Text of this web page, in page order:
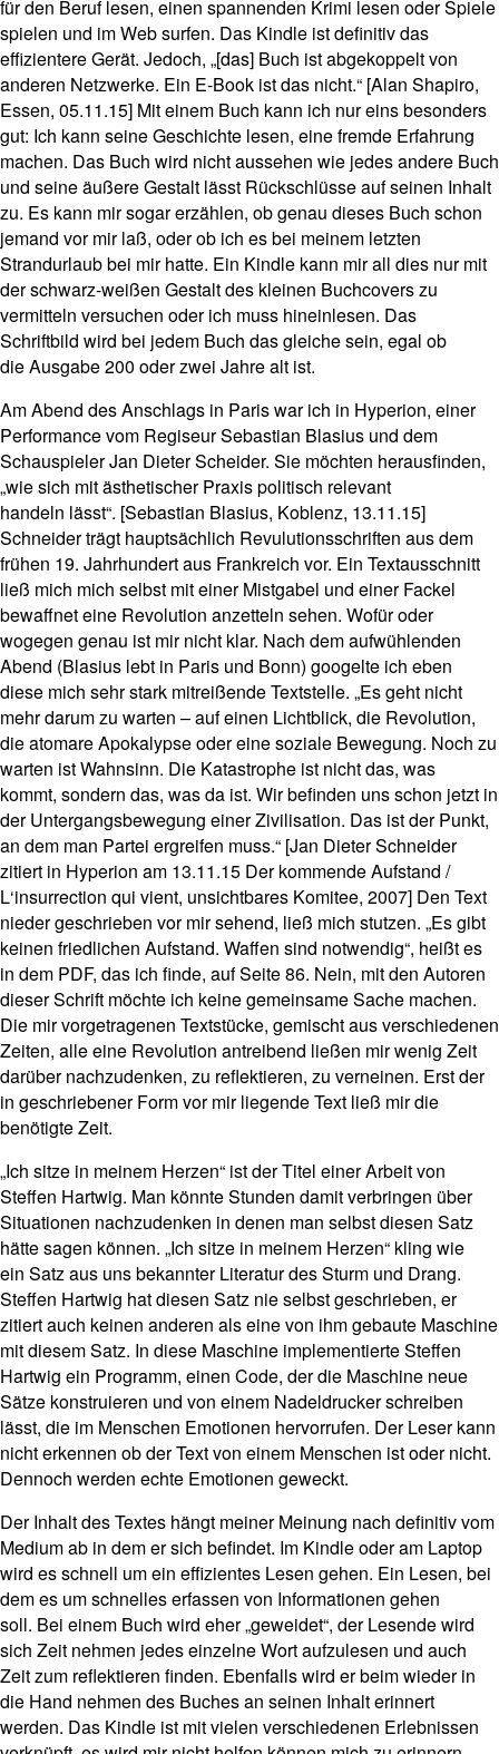
für den Beruf lesen, einen spannenden Krimi lesen oder Spiele
spielen und im Web surfen. Das Kindle ist definitiv das
effizientere Gerät. Jedoch, „[das] Buch ist abgekoppelt von
anderen Netzwerke. Ein E-Book ist das nicht.“ [Alan Shapiro,
Essen, 05.11.15] Mit einem Buch kann ich nur eins besonders
gut: Ich kann seine Geschichte lesen, eine fremde Erfahrung
machen. Das Buch wird nicht aussehen wie jedes andere Buch
und seine äußere Gestalt lässt Rückschlüsse auf seinen Inhalt
zu. Es kann mir sogar erzählen, ob genau dieses Buch schon
jemand vor mir laß, oder ob ich es bei meinem letzten
Strandurlaub bei mir hatte. Ein Kindle kann mir all dies nur mit
der schwarz-weißen Gestalt des kleinen Buchcovers zu
vermitteln versuchen oder ich muss hineinlesen. Das
Schriftbild wird bei jedem Buch das gleiche sein, egal ob
die Ausgabe 200 oder zwei Jahre alt ist.
Am Abend des Anschlags in Paris war ich in Hyperion, einer
Performance vom Regiseur Sebastian Blasius und dem
Schauspieler Jan Dieter Scheider. Sie möchten herausfinden,
„wie sich mit ästhetischer Praxis politisch relevant
handeln lässt“. [Sebastian Blasius, Koblenz, 13.11.15]
Schneider trägt hauptsächlich Revulutionsschriften aus dem
frühen 19. Jahrhundert aus Frankreich vor. Ein Textausschnitt
ließ mich mich selbst mit einer Mistgabel und einer Fackel
bewaffnet eine Revolution anzetteln sehen. Wofür oder
wogegen genau ist mir nicht klar. Nach dem aufwühlenden
Abend (Blasius lebt in Paris und Bonn) googelte ich eben
diese mich sehr stark mitreißende Textstelle. „Es geht nicht
mehr darum zu warten – auf einen Lichtblick, die Revolution,
die atomare Apokalypse oder eine soziale Bewegung. Noch zu
warten ist Wahnsinn. Die Katastrophe ist nicht das, was
kommt, sondern das, was da ist. Wir befinden uns schon jetzt in
der Untergangsbewegung einer Zivilisation. Das ist der Punkt,
an dem man Partei ergreifen muss.“ [Jan Dieter Schneider
zitiert in Hyperion am 13.11.15 Der kommende Aufstand /
L‘insurrection qui vient, unsichtbares Komitee, 2007] Den Text
nieder geschrieben vor mir sehend, ließ mich stutzen. „Es gibt
keinen friedlichen Aufstand. Waffen sind notwendig“, heißt es
in dem PDF, das ich finde, auf Seite 86. Nein, mit den Autoren
dieser Schrift möchte ich keine gemeinsame Sache machen.
Die mir vorgetragenen Textstücke, gemischt aus verschiedenen
Zeiten, alle eine Revolution antreibend ließen mir wenig Zeit
darüber nachzudenken, zu reflektieren, zu verneinen. Erst der
in geschriebener Form vor mir liegende Text ließ mir die
benötigte Zeit.
„Ich sitze in meinem Herzen“ ist der Titel einer Arbeit von
Steffen Hartwig. Man könnte Stunden damit verbringen über
Situationen nachzudenken in denen man selbst diesen Satz
hätte sagen können. „Ich sitze in meinem Herzen“ kling wie
ein Satz aus uns bekannter Literatur des Sturm und Drang.
Steffen Hartwig hat diesen Satz nie selbst geschrieben, er
zitiert auch keinen anderen als eine von ihm gebaute Maschine
mit diesem Satz. In diese Maschine implementierte Steffen
Hartwig ein Programm, einen Code, der die Maschine neue
Sätze konstruieren und von einem Nadeldrucker schreiben
lässt, die im Menschen Emotionen hervorrufen. Der Leser kann
nicht erkennen ob der Text von einem Menschen ist oder nicht.
Dennoch werden echte Emotionen geweckt.
Der Inhalt des Textes hängt meiner Meinung nach definitiv vom
Medium ab in dem er sich befindet. Im Kindle oder am Laptop
wird es schnell um ein effizientes Lesen gehen. Ein Lesen, bei
dem es um schnelles erfassen von Informationen gehen
soll. Bei einem Buch wird eher „geweidet“, der Lesende wird
sich Zeit nehmen jedes einzelne Wort aufzulesen und auch
Zeit zum reflektieren finden. Ebenfalls wird er beim wieder in
die Hand nehmen des Buches an seinen Inhalt erinnert
werden. Das Kindle ist mit vielen verschiedenen Erlebnissen